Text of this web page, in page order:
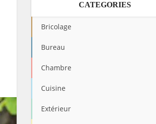
CATEGORIES
Bricolage
Bureau
Chambre
Cuisine
Extérieur